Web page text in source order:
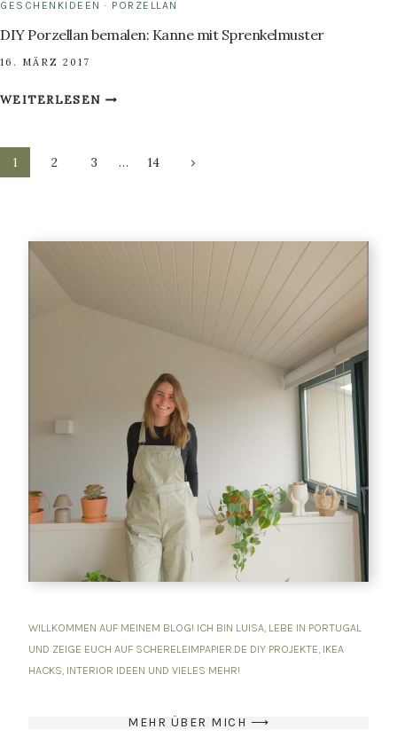
GESCHENKIDEEN · PORZELLAN
DIY Porzellan bemalen: Kanne mit Sprenkelmuster
16. MÄRZ 2017
WEITERLESENDIY
Seitennavigation
1 2 3 … 14
Nächste
WILLKOMMEN AUF MEINEM BLOG! ICH BIN LUISA, LEBE IN PORTUGAL
UND ZEIGE EUCH AUF SCHERELEIMPAPIER.DE DIY PROJEKTE, IKEA
HACKS, INTERIOR IDEEN UND VIELES MEHR!
MEHR ÜBER MICH ⟶